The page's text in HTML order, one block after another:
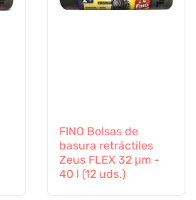
FINO Bolsas de
basura retráctiles
Zeus FLEX 32 μm -
40 l (12 uds.)